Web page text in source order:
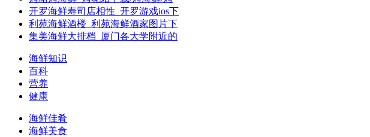
开罗海鲜寿司店相性_开罗游戏ios下
利苑海鲜酒楼_利苑海鲜酒家图片下
集美海鲜大排档_厦门各大学附近的
海鲜知识
百科
营养
健康
海鲜佳肴
海鲜美食